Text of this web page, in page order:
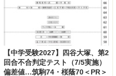
【中学受験2027】四谷大塚、第2
回合不合判定テスト（7/5実施）
偏差値…筑駒74・桜蔭70＜PR＞